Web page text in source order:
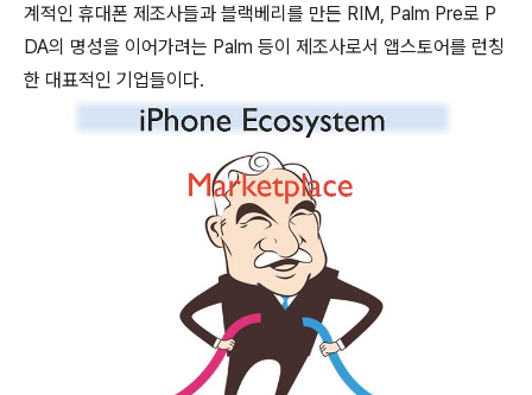
계적인 휴대폰 제조사들과 블랙베리를 만든 RIM, Palm Pre로 P
DA의 명성을 이어가려는 Palm 등이 제조사로서 앱스토어를 런칭
한 대표적인 기업들이다.